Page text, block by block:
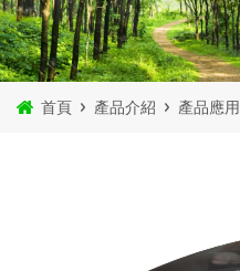
首頁 產品介紹 產品應用